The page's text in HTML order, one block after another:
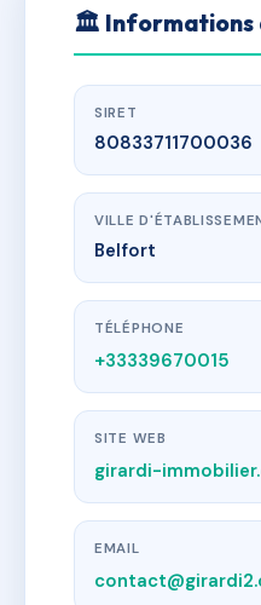
🏛 Informations
SIRET
80833711700036
VILLE
Belfort
TÉLÉPHONE
+33339670015
SITE WEB
girardi-
EMAIL